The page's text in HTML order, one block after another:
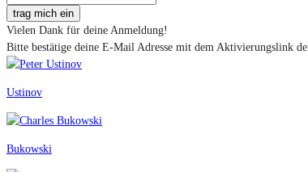
trag mich ein
Vielen Dank für deine Anmeldung!
Bitte bestätige deine E-Mail Adresse mit dem Aktivierungslink
Ustinov
Bukowski